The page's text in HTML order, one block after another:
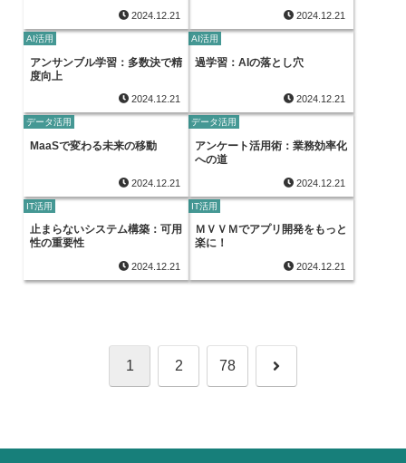
2024.12.21 2024.12.21
AI活用
アンサンブル学習：多数決で精
度向上
2024.12.21
AI活用
過学習：AIの落とし穴
2024.12.21
データ活用
MaaSで変わる未来の移動
2024.12.21
データ活用
アンケート活用術：業務効率化
への道
2024.12.21
IT活用
止まらないシステム構築：可用
性の重要性
2024.12.21
IT活用
ＭＶＶＭでアプリ開発をもっと
楽に！
2024.12.21
1 2 78 次